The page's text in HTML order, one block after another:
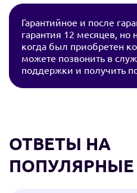
Гарантийное и после
гарантия 12 месяцев, но
когда был приобретен
можете позвонить в
поддержки и получить
ОТВЕТЫ НА